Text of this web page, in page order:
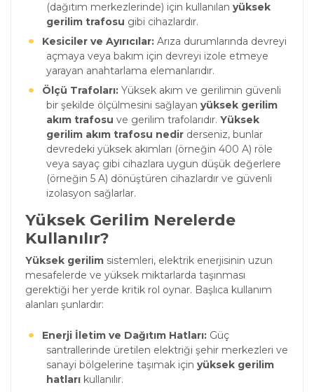
(dağıtım merkezlerinde) için kullanılan yüksek
gerilim trafosu gibi cihazlardır.
Kesiciler ve Ayırıcılar: Arıza durumlarında devreyi
açmaya veya bakım için devreyi izole etmeye
yarayan anahtarlama elemanlarıdır.
Ölçü Trafoları: Yüksek akım ve gerilimin güvenli
bir şekilde ölçülmesini sağlayan yüksek gerilim
akım trafosu ve gerilim trafolarıdır. Yüksek
gerilim akım trafosu nedir derseniz, bunlar
devredeki yüksek akımları (örneğin 400 A) röle
veya sayaç gibi cihazlara uygun düşük değerlere
(örneğin 5 A) dönüştüren cihazlardır ve güvenli
izolasyon sağlarlar.
Yüksek Gerilim Nerelerde
Kullanılır?
Yüksek gerilim sistemleri, elektrik enerjisinin uzun
mesafelerde ve yüksek miktarlarda taşınması
gerektiği her yerde kritik rol oynar. Başlıca kullanım
alanları şunlardır:
Enerji İletim ve Dağıtım Hatları: Güç
santrallerinde üretilen elektriği şehir merkezleri ve
sanayi bölgelerine taşımak için yüksek gerilim
hatları kullanılır.